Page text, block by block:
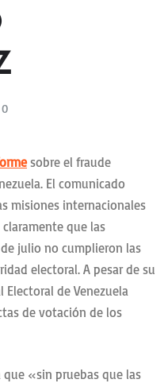
0
sobre el fraude
El comunicado
misiones internacionales
que las
julio no cumplieron las
electoral. A pesar de su
Electoral de Venezuela
de votación de los
que «sin pruebas que las